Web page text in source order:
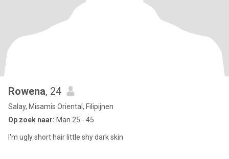
Rowena, 24
Salay, Misamis Oriental, Filipijnen
Op zoek naar: Man 25 - 45
I'm ugly short hair little shy dark skin